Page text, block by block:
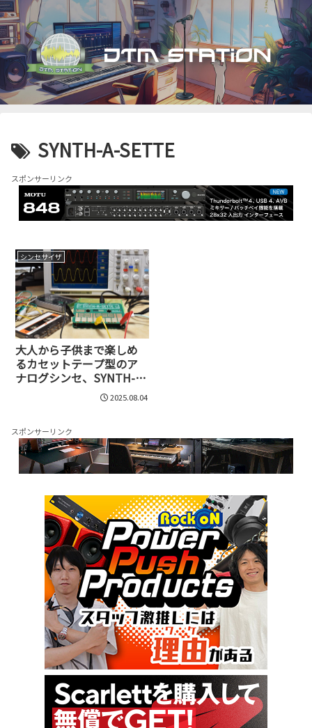
SYNTH-A-SETTE
スポンサーリンク
シンセサイザ
大人から子供まで楽しめ
るカセットテープ型のア
ナログシンセ、SYNTH-A-
2025.08.04
スポンサーリンク